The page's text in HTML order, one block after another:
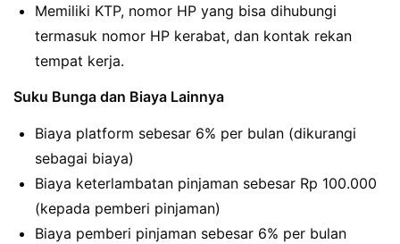
Memiliki KTP, nomor HP yang bisa dihubungi
termasuk nomor HP kerabat, dan kontak rekan
tempat kerja.
Suku Bunga dan Biaya Lainnya
Biaya platform sebesar 6% per bulan (dikurangi
sebagai biaya)
Biaya keterlambatan pinjaman sebesar Rp 100.000
(kepada pemberi pinjaman)
Biaya pemberi pinjaman sebesar 6% per bulan